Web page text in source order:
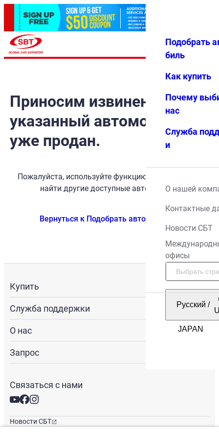
Избранн
Меню
Подобрать
биль
Как купить
Почему
нас
Служба
и
О нашей
Контактные
Новости СБТ
офисы
Русский /
Приносим извинения, но
указанный автомобиль
уже продан.
Пожалуйста, используйте функцию поиска, чтобы
найти другие доступные автомобили.
Вернуться к Подобрать автомобиль
Купить
Служба поддержки
О нас
Запрос
Связаться с нами
Новости СБТ